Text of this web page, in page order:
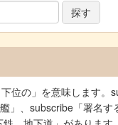
位の」を意味します。
」、subscribe「署名す